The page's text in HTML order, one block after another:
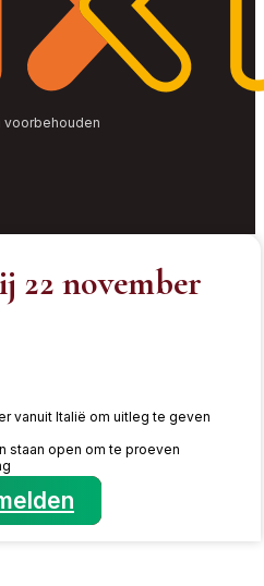
voorbehouden
22 november
vanuit Italië om uitleg te geven
staan open om te proeven